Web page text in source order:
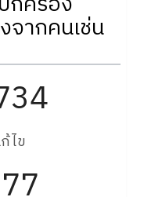
จากคนเช่น
ไข